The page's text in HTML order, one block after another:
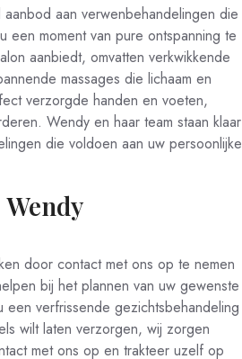
aan verwenbehandelingen die
een moment van pure ontspanning te
aanbiedt, omvatten verkwikkende
massages die lichaam en
verzorgde handen en voeten,
Wendy en haar team staan klaar
die voldoen aan uw persoonlijke
door contact met ons op te nemen
bij het plannen van uw gewenste
verfrissende gezichtsbehandeling
wilt laten verzorgen, wij zorgen
met ons op en trakteer uzelf op